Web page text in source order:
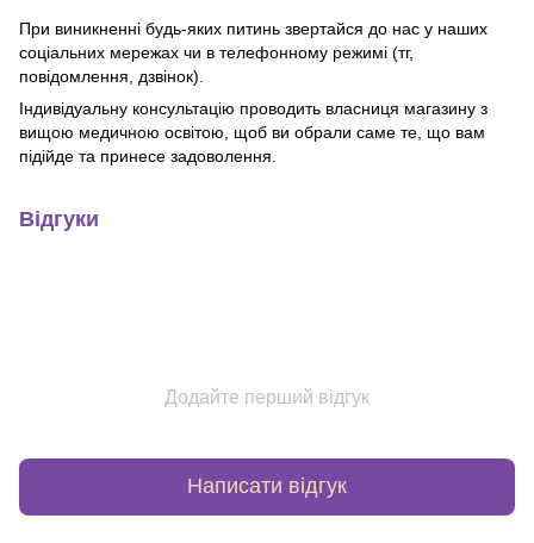
При виникненні будь-яких питинь звертайся до нас у наших
соціальних мережах чи в телефонному режимі (тг,
повідомлення, дзвінок).
Індивідуальну консультацію проводить власниця магазину з
вищою медичною освітою, щоб ви обрали саме те, що вам
підійде та принесе задоволення.
Відгуки
Додайте перший відгук
Написати відгук